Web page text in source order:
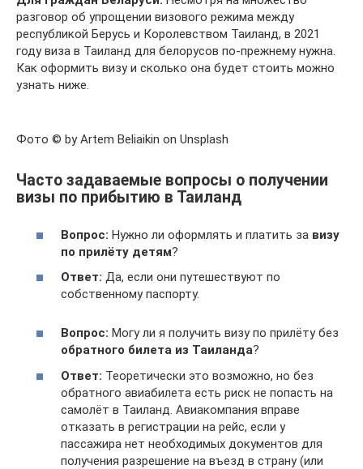
разговор об упрощении визового режима между
республикой Берусь и Королевством Таиланд, в 2021
году виза в Таиланд для белорусов по-прежнему нужна.
Как оформить визу и сколько она будет стоить можно
узнать ниже.
Фото © by Artem Beliaikin on Unsplash
Часто задаваемые вопросы о получении
визы по прибытию в Таиланд
Вопрос: Нужно ли оформлять и платить за визу
по прилёту детям?
Ответ: Да, если они путешествуют по
собственному паспорту.
Вопрос: Могу ли я получить визу по прилёту без
обратного билета из Таиланда?
Ответ: Теоретически это возможно, но без
обратного авиабилета есть риск не попасть на
самолёт в Таиланд. Авиакомпания вправе
отказать в регистрации на рейс, если у
пассажира нет необходимых документов для
получения разрешение на въезд в страну (или